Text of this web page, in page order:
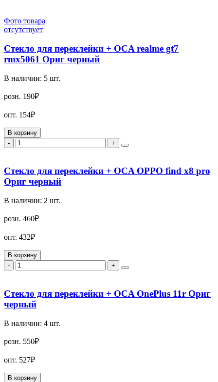
Фото товара
отсутствует
Стекло для переклейки + OCA realme gt7
rmx5061 Ориг черный
В наличии: 5 шт.
розн. 190₽
опт. 154₽
В корзину
-
+
Стекло для переклейки + OCA OPPO find x8 pro
Ориг черный
В наличии: 2 шт.
розн. 460₽
опт. 432₽
В корзину
-
+
Стекло для переклейки + OCA OnePlus 11r Ориг
черный
В наличии: 4 шт.
розн. 550₽
опт. 527₽
В корзину